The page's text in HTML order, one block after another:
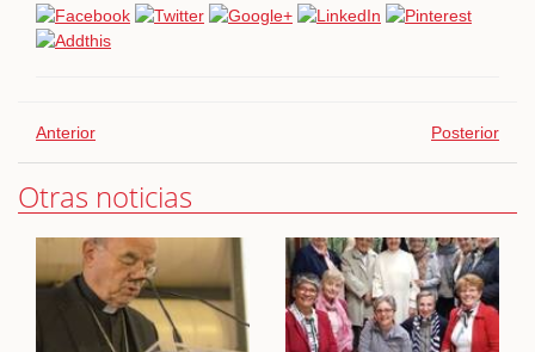
Anterior Posterior
Otras noticias